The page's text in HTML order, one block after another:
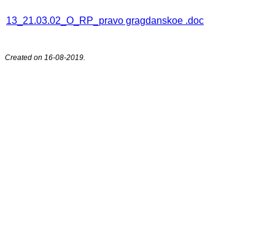
13_21.03.02_О_RP_pravo gragdanskoe .doc
Created on 16-08-2019.